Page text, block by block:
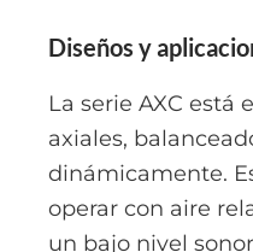
Diseños y
La serie AXC está
axiales,
dinámicamente.
operar con aire
un bajo nivel